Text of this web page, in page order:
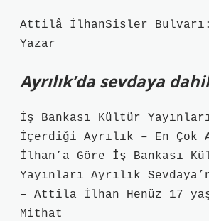
Attilâ İlhanSisler
Yazar
Ayrılık’da sevdaya
İş Bankası Kültür
İçerdiği Ayrılık – En Çok
İlhan’a Göre İş Bankası
Yayınları Ayrılık
– Attila İlhan Henüz 17
Mithat